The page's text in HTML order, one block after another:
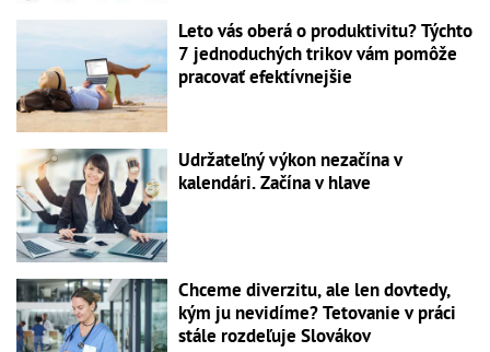
Leto vás oberá o produktivitu? Týchto
7 jednoduchých trikov vám pomôže
pracovať efektívnejšie
Udržateľný výkon nezačína v
kalendári. Začína v hlave
Chceme diverzitu, ale len dovtedy,
kým ju nevidíme? Tetovanie v práci
stále rozdeľuje Slovákov